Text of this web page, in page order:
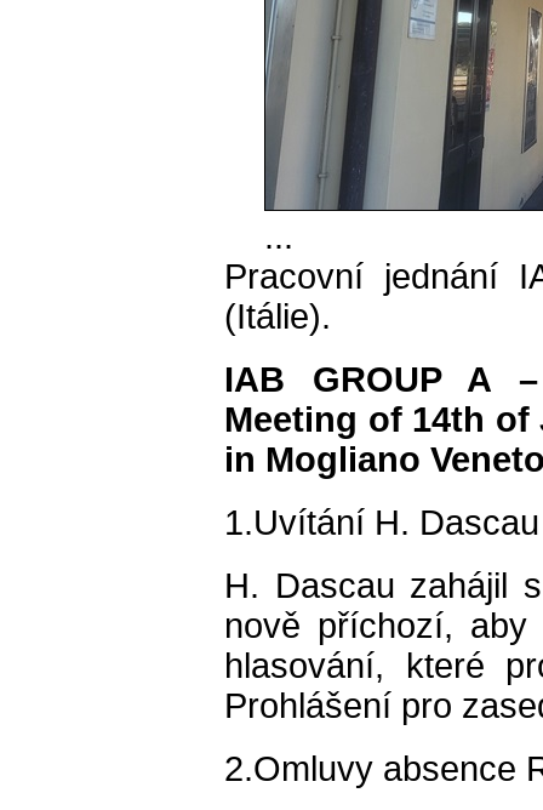
...
Pracovní jednání
(Itálie).
IAB GROUP A
Meeting of 14th of
in Mogliano
1.Uvítání H. Dascau
H. Dascau zahájil
nově příchozí, aby
hlasování, které
Prohlášení pro
2.Omluvy absence